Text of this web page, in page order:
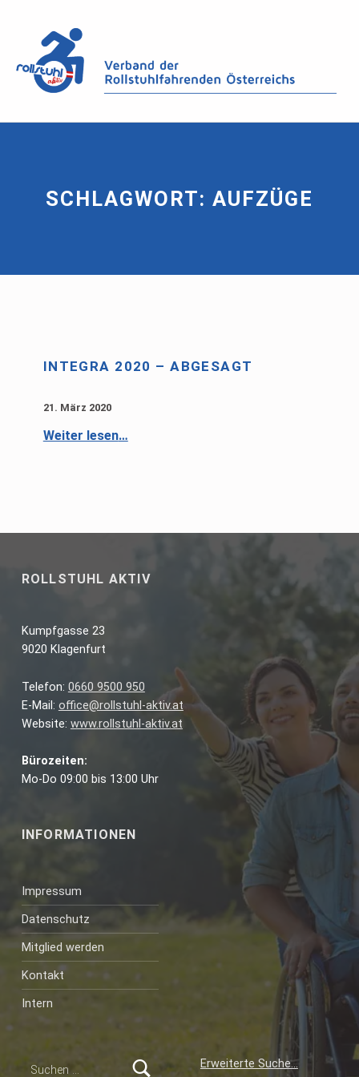
SCHLAGWORT:AUFZÜGE
INTEGRA 2020 – ABGESAGT
21. März 2020
Weiter lesen…
ROLLSTUHL AKTIV
Kumpfgasse 23
9020 Klagenfurt
Telefon: 0660 9500 950
E-Mail: office@rollstuhl-aktiv.at
Website: www.rollstuhl-aktiv.at
Bürozeiten:
Mo-Do 09:00 bis 13:00 Uhr
INFORMATIONEN
Impressum
Datenschutz
Mitglied werden
Kontakt
Intern
Erweiterte Suche…